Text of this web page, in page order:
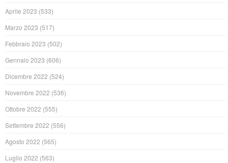
Aprile 2023 (533)
Marzo 2023 (517)
Febbraio 2023 (502)
Gennaio 2023 (606)
Dicembre 2022 (524)
Novembre 2022 (536)
Ottobre 2022 (555)
Settembre 2022 (556)
Agosto 2022 (565)
Luglio 2022 (563)